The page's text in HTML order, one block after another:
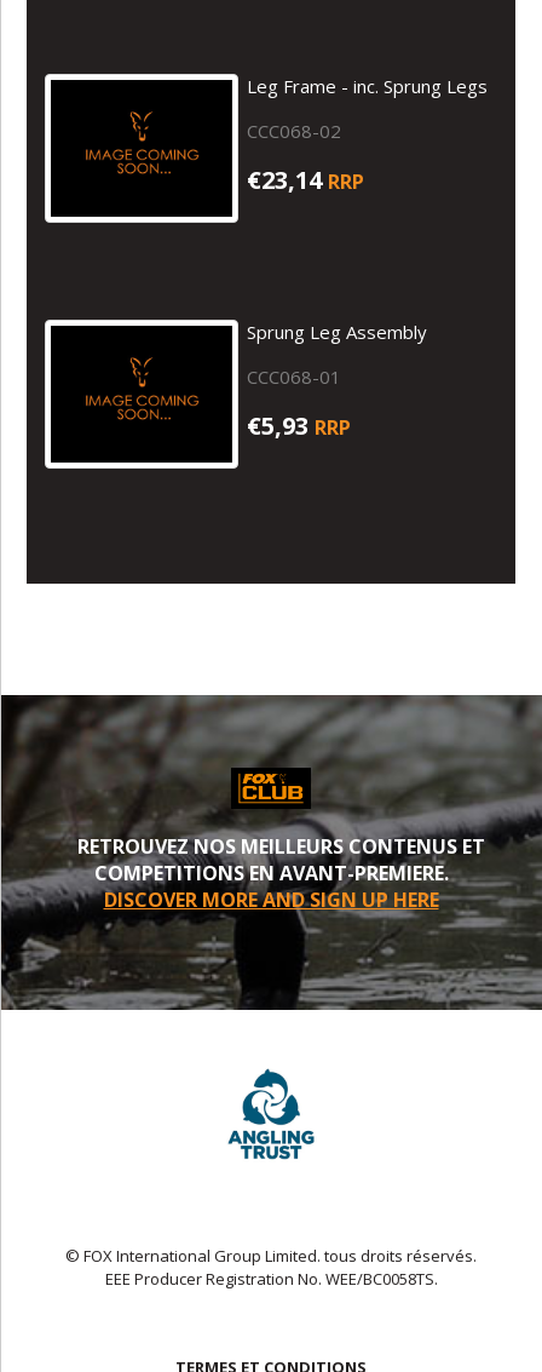
Leg Frame - inc. Sprung Legs
CCC068-02
€23,14 RRP
Sprung Leg Assembly
CCC068-01
€5,93 RRP
RETROUVEZ NOS MEILLEURS CONTENUS ET
COMPETITIONS EN AVANT-PREMIERE.
DISCOVER MORE AND SIGN UP HERE
© FOX International Group Limited. tous droits réservés.
EEE Producer Registration No. WEE/BC0058TS.
TERMES ET CONDITIONS